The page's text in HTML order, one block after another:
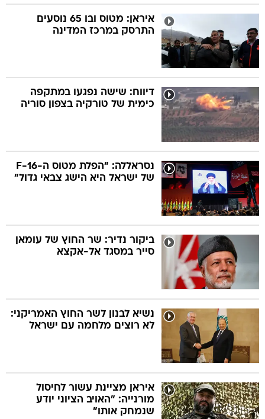
איראן: מטוס ובו 65 נוסעים
התרסק במרכז המדינה
דיווח: שישה נפגעו במתקפה
כימית של טורקיה בצפון סוריה
נסראללה: "הפלת מטוס ה-F-16
של ישראל היא הישג צבאי גדול"
ביקור נדיר: שר החוץ של עומאן
סייר במסגד אל-אקצא
נשיא לבנון לשר החוץ האמריקני:
לא רוצים מלחמה עם ישראל
איראן מציינת עשור לחיסול
מורנייה: "האויב הציוני יודע
שנמחק אותו"